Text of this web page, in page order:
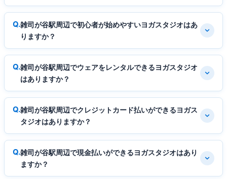
雑司が谷駅周辺で初心者が始めやすいヨガスタジオはあ
りますか？
雑司が谷駅周辺でウェアをレンタルできるヨガスタジオ
はありますか？
雑司が谷駅周辺でクレジットカード払いができるヨガス
タジオはありますか？
雑司が谷駅周辺で現金払いができるヨガスタジオはあり
ますか？